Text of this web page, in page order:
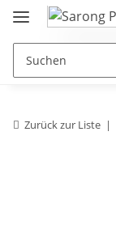
Zurück zur Liste